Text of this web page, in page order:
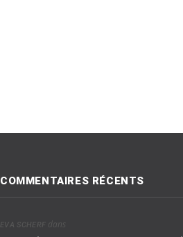
COMMENTAIRES RÉCENTS
EVA SCHERF dans